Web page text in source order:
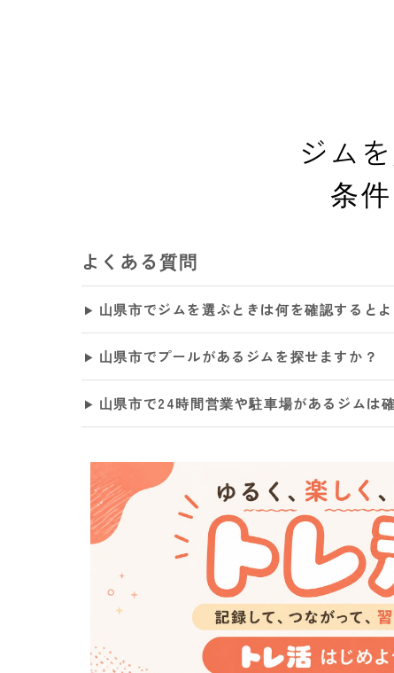
ジム
条
よくある質問
山県市でジムを選ぶときは何を確認すると
山県市でプールがあるジムを探せますか？
山県市で24時間営業や駐車場があるジムは